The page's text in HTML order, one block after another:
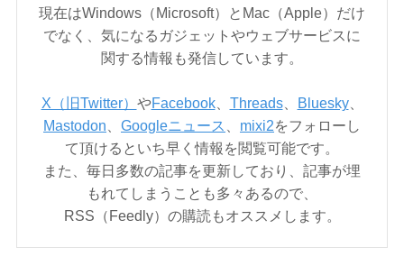
現在はWindows（Microsoft）とMac（Apple）だけ
でなく、気になるガジェットやウェブサービスに
関する情報も発信しています。
X（旧Twitter） やFacebook、 Threads、 Bluesky、
Mastodon
Googleニュース mixi2をフォローし
て頂けるといち早く情報を閲覧可能です。
また、毎日多数の記事を更新しており、記事が埋
もれてしまうことも多々あるので、
RSS（Feedly）の購読もオススメします。